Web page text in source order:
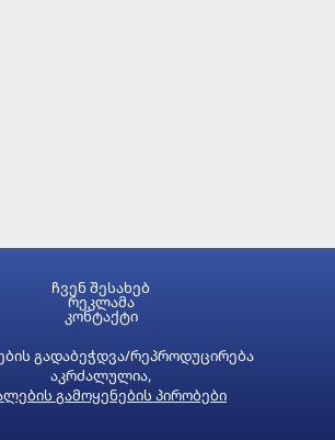
გადაბეჭდვა/რეპროდუცირება
აკრძალულია,
გამოყენების პირობები
ჩვენ შესახებ
რეკლამა
კონტაქტი